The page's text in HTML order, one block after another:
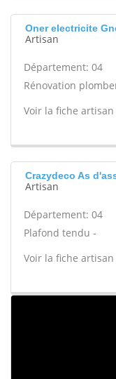
Oner electricite
Artisan
Département: 04
Rénovation
Voir la fiche artisan
Crazydeco As
Artisan
Département: 04
Plafond tendu -
Voir la fiche artisan